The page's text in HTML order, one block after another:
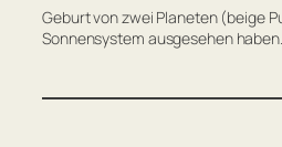
Geburt von zwei Planeten (beige
Sonnensystem ausgesehen